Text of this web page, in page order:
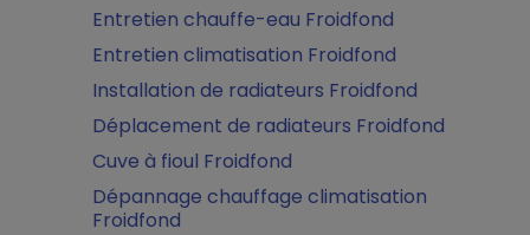
Entretien chauffe-eau Froidfond
Entretien climatisation Froidfond
Installation de radiateurs Froidfond
Déplacement de radiateurs Froidfond
Cuve à fioul Froidfond
Dépannage chauffage climatisation
Froidfond